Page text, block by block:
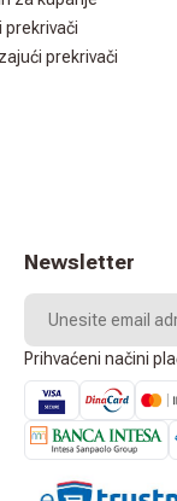
prekrivači
prekrivači
Newsletter
Prihvaćeni načini